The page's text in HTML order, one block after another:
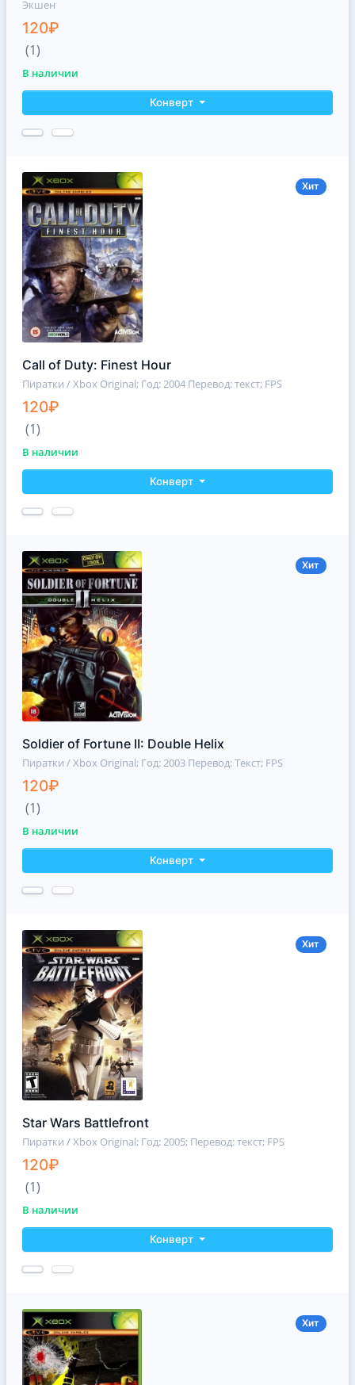
Экшен
120₽
(1)
В наличии
Конверт
Хит
Call of Duty: Finest Hour
Пиратки / Xbox Original; Год: 2004 Перевод: текст; FPS
120₽
(1)
В наличии
Конверт
Хит
Soldier of Fortune II: Double Helix
Пиратки / Xbox Original; Год: 2003 Перевод: Текст; FPS
120₽
(1)
В наличии
Конверт
Хит
Star Wars Battlefront
Пиратки / Xbox Original; Год: 2005; Перевод: текст; FPS
120₽
(1)
В наличии
Конверт
Хит